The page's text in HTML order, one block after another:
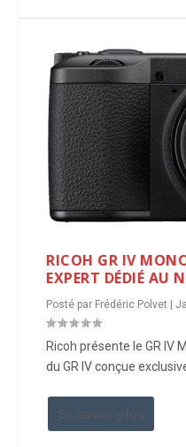
RICOH GR IV
EXPERT DÉDIÉ AU
Posté par Frédéric Polvet |
Ricoh présente le GR IV
du GR IV conçue
En savoir plus